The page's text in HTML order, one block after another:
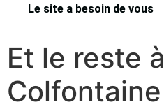
Le site a besoin de vous
Et le reste à
Colfontaine